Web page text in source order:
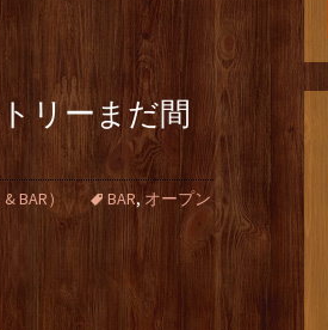
リーまだ間
BAR） BAR,オープン